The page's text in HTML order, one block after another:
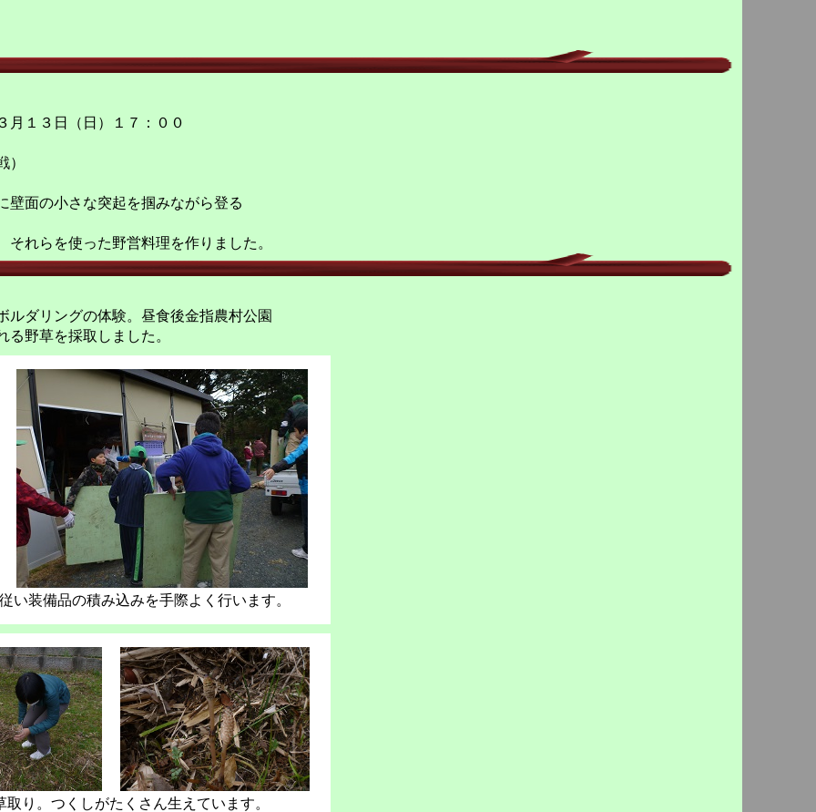
月１３日（日）１７：００
壁面の小さな突起を掴みながら登る
れらを使った野営料理を作りました。
ダリングの体験。昼食後金指農村公園
野草を採取しました。
い装備品の積み込みを手際よく行います。
り。つくしがたくさん生えています。